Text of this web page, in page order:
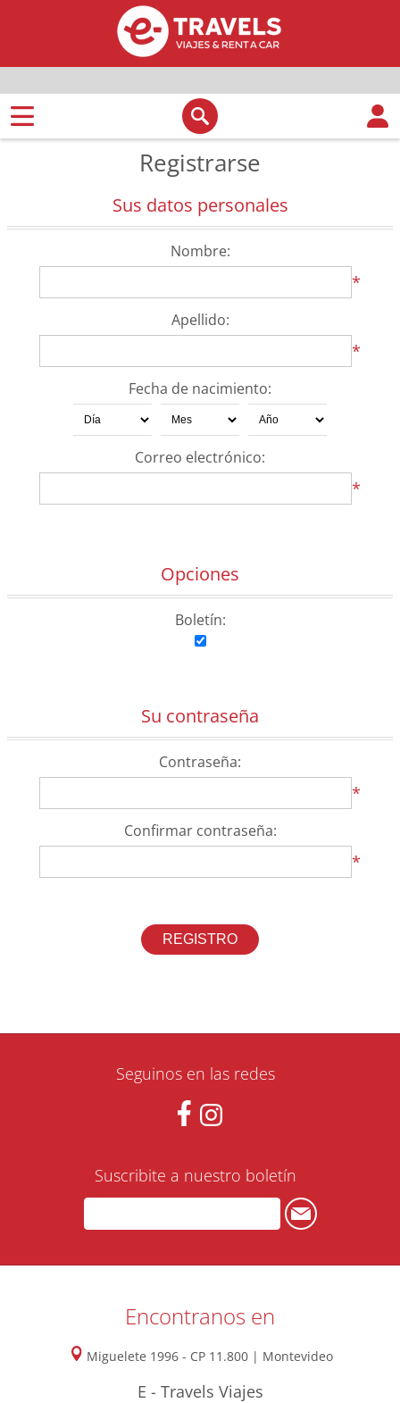
Registrarse
Sus datos personales
Nombre:
*
Apellido:
*
Fecha de nacimiento:
Correo electrónico:
*
Opciones
Boletín:
Su contraseña
Contraseña:
*
Confirmar contraseña:
*
Seguinos en las redes
Suscribite a nuestro boletín
Encontranos en
Miguelete 1996 - CP 11.800 | Montevideo
E - Travels Viajes